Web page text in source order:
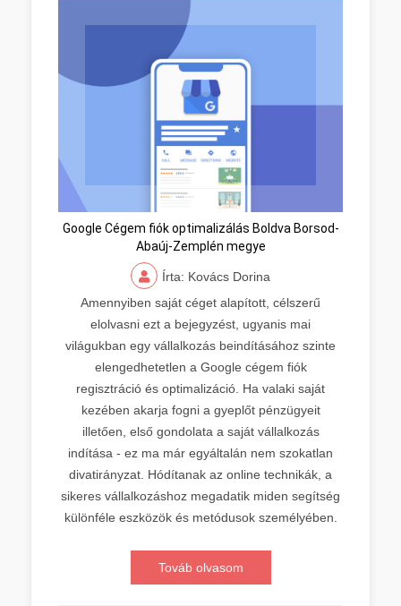
Google Cégem fiók optimalizálás Boldva Borsod-
Abaúj-Zemplén megye
Írta: Kovács Dorina
Amennyiben saját céget alapított, célszerű
elolvasni ezt a bejegyzést, ugyanis mai
világukban egy vállalkozás beindításához szinte
elengedhetetlen a Google cégem fiók
regisztráció és optimalizáció. Ha valaki saját
kezében akarja fogni a gyeplőt pénzügyeit
illetően, első gondolata a saját vállalkozás
indítása - ez ma már egyáltalán nem szokatlan
divatirányzat. Hódítanak az online technikák, a
sikeres vállalkozáshoz megadatik miden segítség
különféle eszközök és metódusok személyében.
Továb olvasom